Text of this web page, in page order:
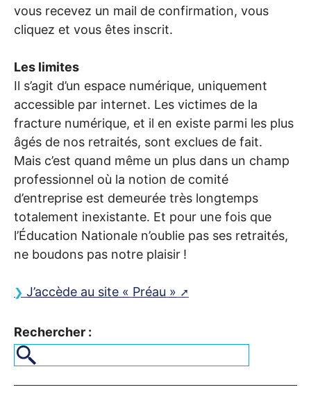
vous recevez un mail de confirmation, vous
cliquez et vous êtes inscrit.
Les limites
Il s’agit d’un espace numérique, uniquement
accessible par internet. Les victimes de la
fracture numérique, et il en existe parmi les plus
âgés de nos retraités, sont exclues de fait.
Mais c’est quand même un plus dans un champ
professionnel où la notion de comité
d’entreprise est demeurée très longtemps
totalement inexistante. Et pour une fois que
l’Éducation Nationale n’oublie pas ses retraités,
ne boudons pas notre plaisir !
J’accède au site « Préau »
Rechercher :